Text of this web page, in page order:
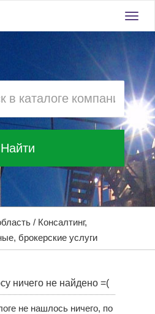
Найти
/ Консалтинг,
брокерские услуги
ничего не найдено =(
не нашлось ничего, по